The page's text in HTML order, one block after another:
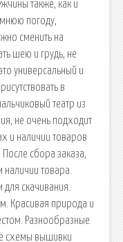
также, как и
погоду,
сменить на
шею и грудь, не
универсальный и
в
театр из
не очень подходит
и наличии товаров
сбора заказа,
товара.
скачивания.
Красивая природа и
Разнообразные
схемы вышивки